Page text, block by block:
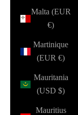
Malta (EUR
€)
Martinique
(EUR €)
Mauritania
(USD $)
Mauritius